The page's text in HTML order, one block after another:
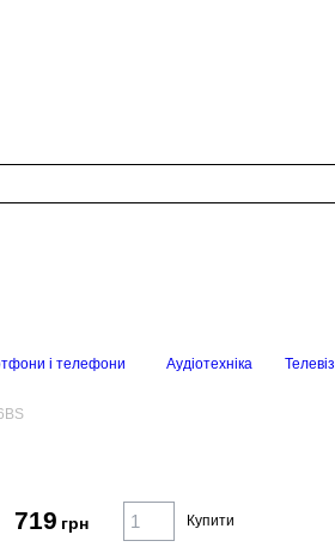
і телефони Аудіотехніка
719 грн Купити